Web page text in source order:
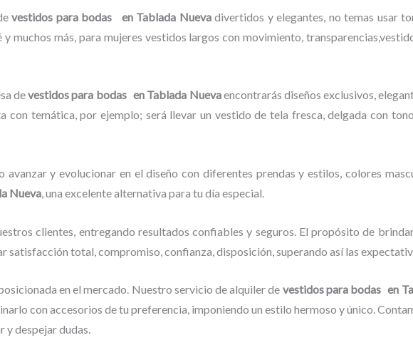
vestidos para bodas en Tablada Nuevadivertidos y elegantes, no temas usar
muchos más, para mujeres vestidos largos con movimiento,
devestidos para bodas en Tablada Nuevaencontrarás diseños exclusivos,
con temática, por ejemplo; será llevar un vestido de tela fresca, delgada con
avanzar y evolucionar en el diseño con diferentes prendas y estilos, colores
Nueva, una excelente alternativa para tu día especial.
clientes, entregando resultados confiables y seguros. El propósito de
satisfacción total, compromiso, confianza, disposición, superando así las
en el mercado. Nuestro servicio de alquiler de vestidos para bodas en
con accesorios de tu preferencia, imponiendo un estilo hermoso y único.
y despejar dudas.